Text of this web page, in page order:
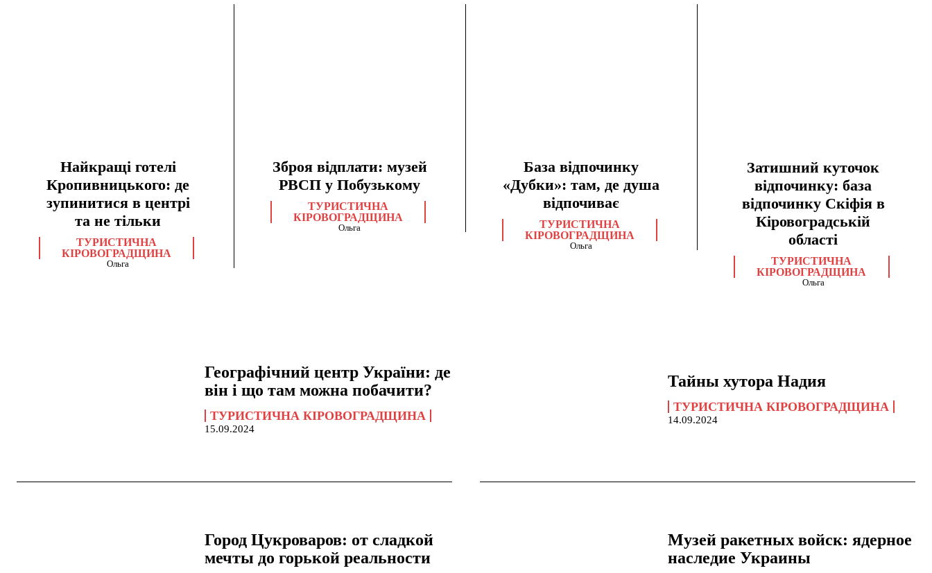
Найкращі готелі
Кропивницького: де
зупинитися в центрі
та не тільки
ТУРИСТИЧНА
КІРОВОГРАДЩИНА
Ольга
Зброя відплати: музей
РВСП у Побузькому
ТУРИСТИЧНА
КІРОВОГРАДЩИНА
Ольга
База відпочинку
«Дубки»: там, де душа
відпочиває
ТУРИСТИЧНА
КІРОВОГРАДЩИНА
Ольга
Затишний куточок
відпочинку: база
відпочинку Скіфія в
Кіровоградській
області
ТУРИСТИЧНА
КІРОВОГРАДЩИНА
Ольга
Географічний центр України: де
він і що там можна побачити?
ТУРИСТИЧНА КІРОВОГРАДЩИНА
15.09.2024
Тайны хутора Надия
ТУРИСТИЧНА КІРОВОГРАДЩИНА
14.09.2024
Город Цукроваров: от сладкой
мечты до горькой реальности
Музей ракетных войск: ядерное
наследие Украины